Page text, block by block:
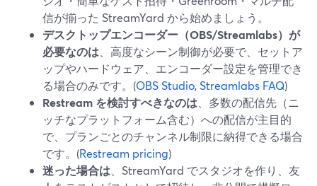
信が揃った StreamYard から始めましょう。
デスクトップエンコーダー（OBS/Streamlabs）が
必要なのは 、高度なシーン制御が必要で、セットア
ップやハードウェア、エンコーダー設定を管理でき
る場合のみです。(OBS Studio,Streamlabs FAQ)
Restream を検討すべきなのは 、多数の配信先（ニ
ッチなプラットフォーム含む）への配信が主目的
で、プランごとのチャンネル制限に納得できる場合
です。(Restream pricing)
迷った場合は 、StreamYard でスタジオを作り、友